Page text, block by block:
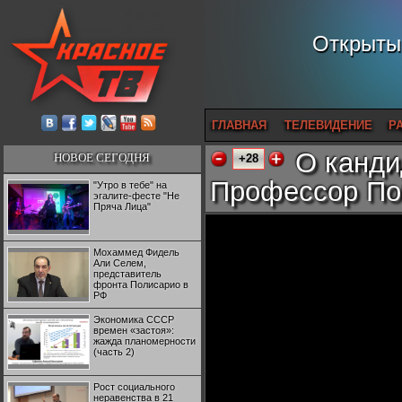
ГЛАВНАЯ ТЕЛЕВИДЕНИЕ
НОВОЕ СЕГОДНЯ
"Утро в тебе" на
эгалите-фесте "Не
Пряча Лица"
Мохаммед Фидель
Али Селем,
представитель
фронта Полисарио в
РФ
Экономика СССР
времен «застоя»:
жажда планомерности
(часть 2)
Рост социального
неравенства в 21
+28
О
Профессор